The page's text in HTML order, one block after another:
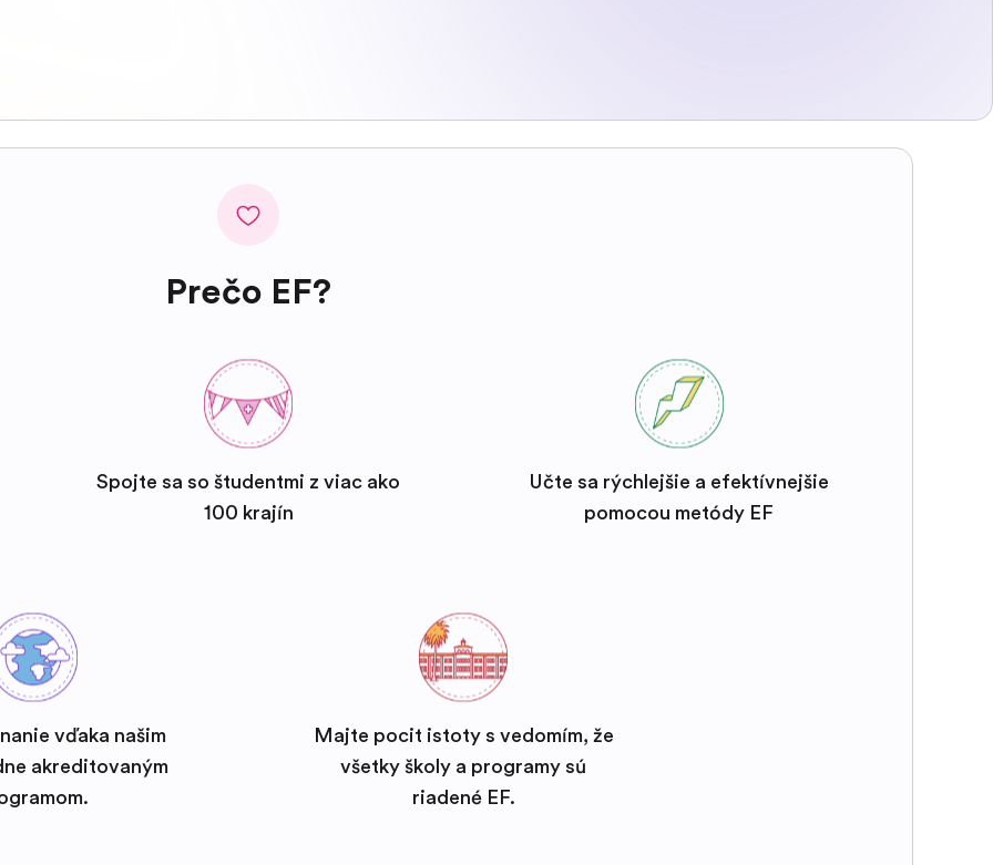
Prečo EF?
Spojte sa so študentmi z viac ako
100 krajín
Učte sa rýchlejšie a efektívnejšie
pomocou metódy EF
vďaka našim
akreditovaným
Majte pocit istoty s vedomím, že
všetky školy a programy sú
riadené EF.